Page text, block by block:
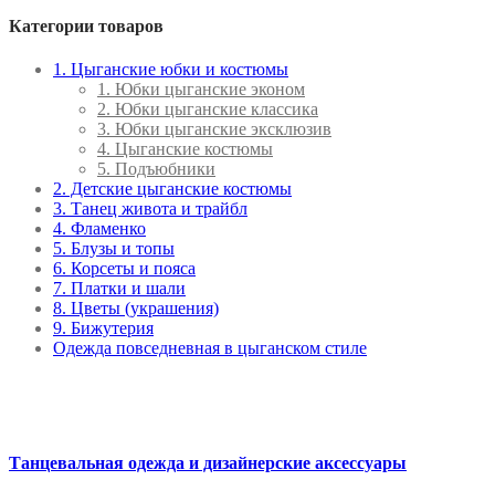
Категории товаров
1. Цыганские юбки и костюмы
1. Юбки цыганские эконом
2. Юбки цыганские классика
3. Юбки цыганские эксклюзив
4. Цыганские костюмы
5. Подъюбники
2. Детские цыганские костюмы
3. Танец живота и трайбл
4. Фламенко
5. Блузы и топы
6. Корсеты и пояса
7. Платки и шали
8. Цветы (украшения)
9. Бижутерия
Одежда повседневная в цыганском стиле
Танцевальная одежда и дизайнерские аксессуары